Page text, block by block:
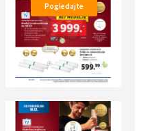
Pogledajte